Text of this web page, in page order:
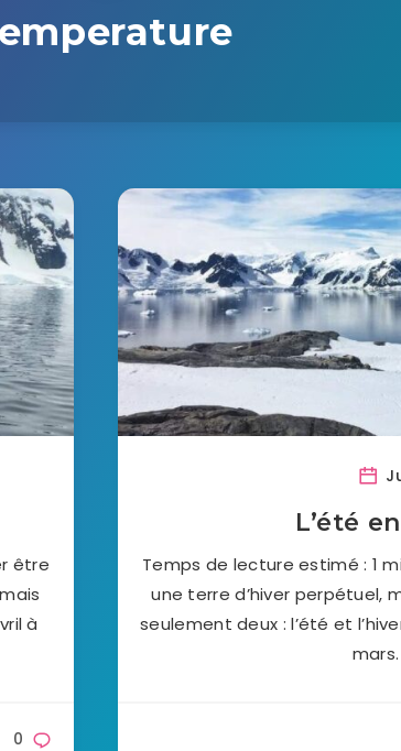
être
à
0
L’été
Temps de lecture estimé : 1
une terre d’hiver perpétuel,
seulement deux : l’été et